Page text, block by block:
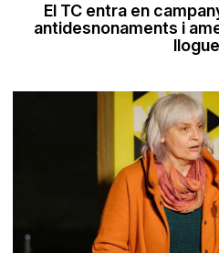
El TC entra en
antidesnonaments i